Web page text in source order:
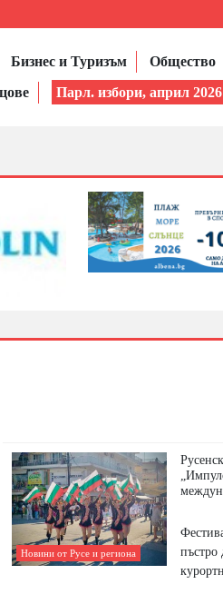
Бизнес и Туризъм Общество
Парл. избори, април 2026
Новини от Русе и региона
пъстро